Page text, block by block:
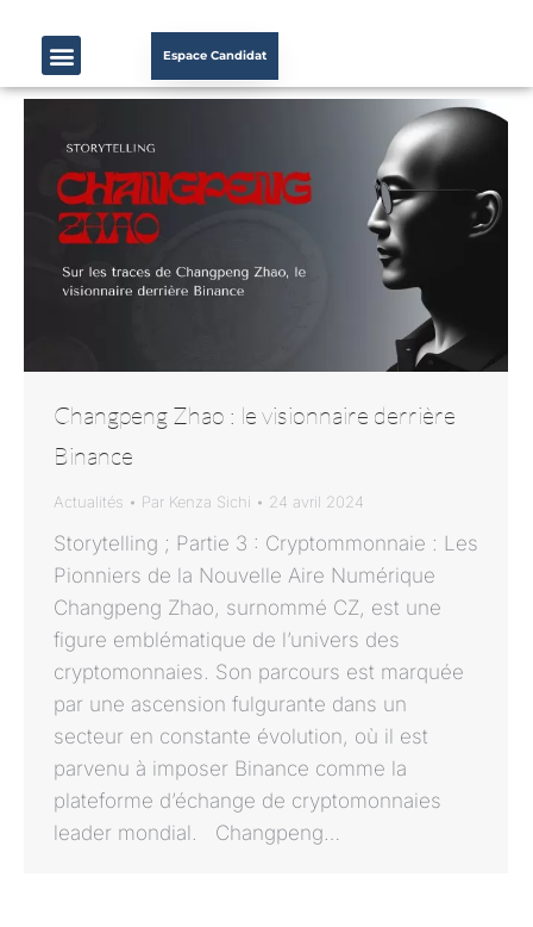
Espace Candidat
Changpeng Zhao : le visionnaire derrière
Binance
Actualités Par Kenza Sichi 24 avril 2024
Storytelling ; Partie 3 : Cryptommonnaie : Les
Pionniers de la Nouvelle Aire Numérique
Changpeng Zhao, surnommé CZ, est une
figure emblématique de l’univers des
cryptomonnaies. Son parcours est marquée
par une ascension fulgurante dans un
secteur en constante évolution, où il est
parvenu à imposer Binance comme la
plateforme d’échange de cryptomonnaies
leader mondial. Changpeng…